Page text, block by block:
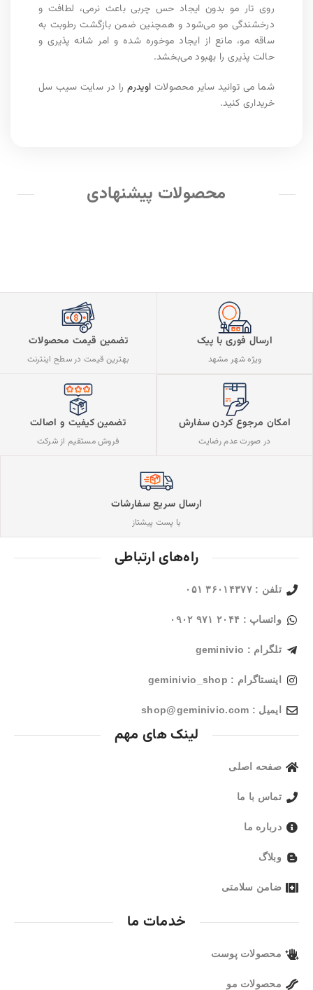
روی تار مو بدون ایجاد حس چربی باعث نرمی، لطافت و
درخشندگی مو می‌شود و همچنین ضمن بازگشت رطوبت به
ساقه مو، مانع از ایجاد موخوره شده و امر شانه پذیری و
حالت پذیری را بهبود می‌بخشد.
شما می توانید سایر محصولات اویدرمرا در سایت سیب سل
خریداری کنید.
محصولات پیشنهادی
ارسال فوری با پیک
ویژه شهر مشهد
تضمین قیمت محصولات
بهترین قیمت در سطح اینترنت
امکان مرجوع کردن سفارش
در صورت عدم رضایت
تضمین کیفیت و اصالت
فروش مستقیم از شرکت
ارسال سریع سفارشات
با پست پیشتاز
راه‌های ارتباطی
تلفن : ۳۶۰۱۴۳۷۷ ۰۵۱
واتساپ : ۲۰۴۴ ۹۷۱ ۰۹۰۲
تلگرام : geminivio
اینستاگرام : geminivio_shop
ایمیل : shop@geminivio.com​
لینک های مهم
صفحه اصلی
تماس با ما
درباره ما
وبلاگ
ضامن سلامتی
خدمات ما
محصولات پوست
محصولات مو